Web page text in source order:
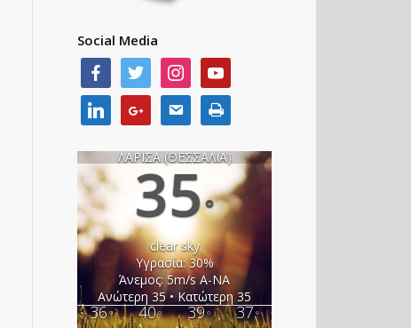
Social Media
ΛΑΡΙΣΑ (ΘΕΣΣΑΛΙΑ)
35°
clear sky
Υγρασία: 30%
Άνεμος: 5m/s Α-ΝΑ
Ανώτερη 35 • Κατώτερη 35
36° 40° 39° 37°